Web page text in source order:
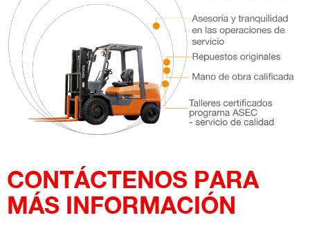
CONTÁCTENOS PARA
MÁS INFORMACIÓN